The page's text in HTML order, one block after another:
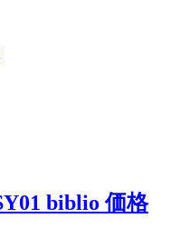
biblio 価格